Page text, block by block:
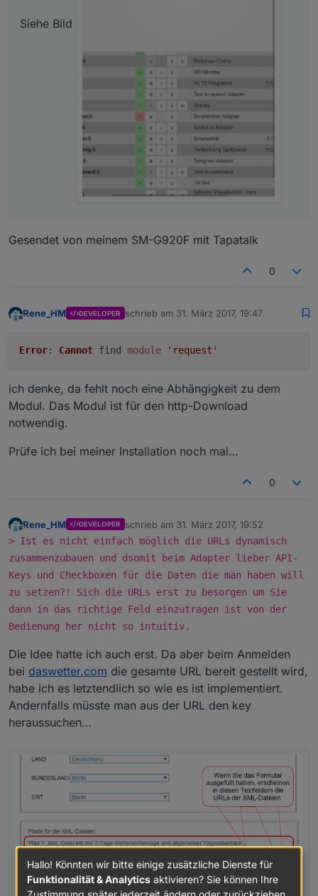
Siehe Bild
Gesendet von meinem SM-G920F mit Tapatalk
0
Rene_HM DEVELOPER schrieb am 31. März 2017, 19:47
zuletzt editiert von
Error: Cannot find module 'request'
ich denke, da fehlt noch eine Abhängigkeit zu dem
Modul. Das Modul ist für den http-Download
notwendig.
Prüfe ich bei meiner Installation noch mal…
0
Offline
Rene_HM DEVELOPER schrieb am 31. März 2017, 19:52
zuletzt editiert von
> Ist es nicht einfach möglich die URLs dynamisch
zusammenzubauen und dsomit beim Adapter lieber API-
Keys und Checkboxen für die Daten die man haben will
zu setzen?! Sich die URLs erst zu besorgen um Sie
dann in das richtige Feld einzutragen ist von der
Bedienung her nicht so intuitiv.
Die Idee hatte ich auch erst. Da aber beim Anmelden
bei daswetter.com die gesamte URL bereit gestellt wird,
habe ich es letztendlich so wie es ist implementiert.
Andernfalls müsste man aus der URL den key
heraussuchen…
Hallo! Könnten wir bitte einige zusätzliche Dienste für
Funktionalität & Analytics aktivieren? Sie können Ihre